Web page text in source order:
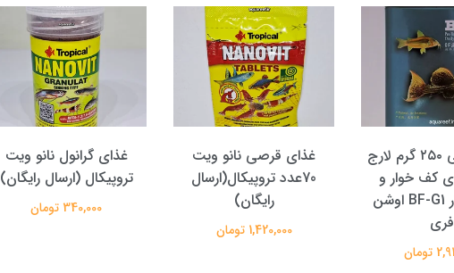
غذای قرصی ۲۵۰ گرم لارج
کف خوار و
جلبک خوار BF-G1 اوشن
فری
غذای قرصی نانو ویت
70عدد تروپیکال(ارسال
رایگان)
1,420,000 تومان
غذای گرانول نانو ویت
تروپیکال (ارسال رایگان)
340,000 تومان